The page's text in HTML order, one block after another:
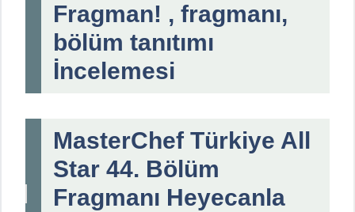
Fragman! , fragmanı,
bölüm tanıtımı
İncelemesi
MasterChef Türkiye All
Star 44. Bölüm
Fragmanı Heyecanla